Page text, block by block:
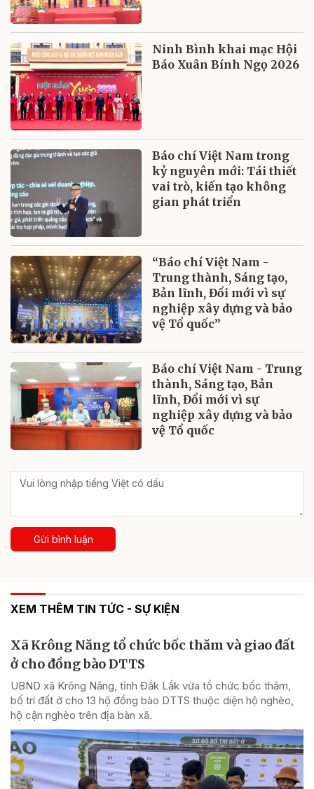
Ninh Bình khai mạc Hội
Báo Xuân Bính Ngọ 2026
Báo chí Việt Nam trong
kỷ nguyên mới: Tái thiết
vai trò, kiến tạo không
gian phát triển
“Báo chí Việt Nam -
Trung thành, Sáng tạo,
Bản lĩnh, Đổi mới vì sự
nghiệp xây dựng và bảo
vệ Tổ quốc”
Báo chí Việt Nam - Trung
thành, Sáng tạo, Bản
lĩnh, Đổi mới vì sự
nghiệp xây dựng và bảo
vệ Tổ quốc
Gửi bình luận
XEM THÊM TIN TỨC - SỰ KIỆN
Xã Krông Năng tổ chức bốc thăm và giao đất
ở cho đồng bào DTTS
UBND xã Krông Năng, tỉnh Đắk Lắk vừa tổ chức bốc thăm,
bố trí đất ở cho 13 hộ đồng bào DTTS thuộc diện hộ nghèo,
hộ cận nghèo trên địa bàn xã.